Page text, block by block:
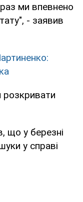
ми впевнено
- заявив
що у березні
у справі